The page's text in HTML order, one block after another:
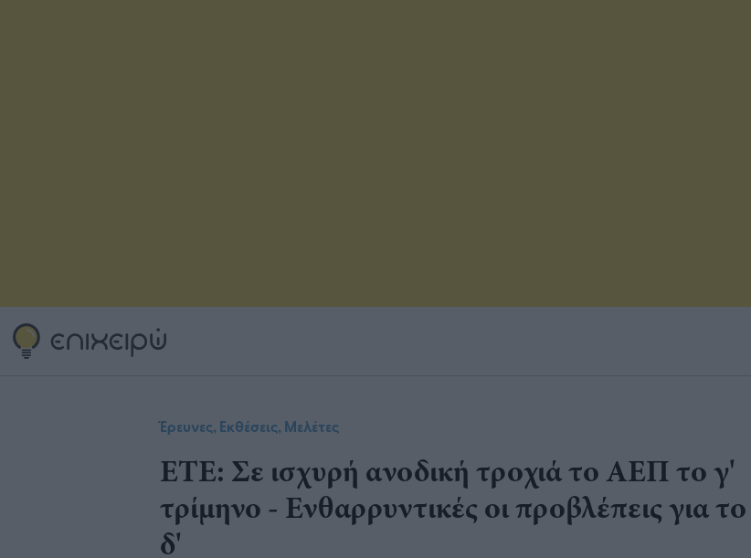
Έρευνες, Εκθέσεις, Μελέτες
ΕΤΕ: Σε ισχυρή ανοδική τροχιά το ΑΕΠ το γ'
τρίμηνο - Ενθαρρυντικές οι προβλέπεις για το
δ'